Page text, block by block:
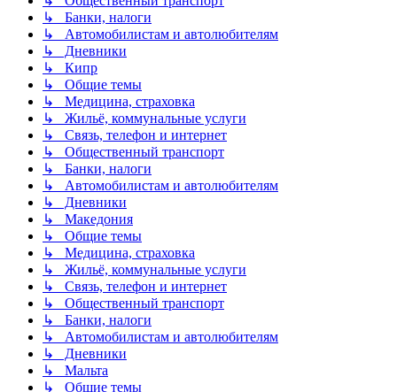
↳ Банки, налоги
↳ Автомобилистам и автолюбителям
↳ Дневники
↳ Кипр
↳ Общие темы
↳ Медицина, страховка
↳ Жильё, коммунальные услуги
↳ Связь, телефон и интернет
↳ Общественный транспорт
↳ Банки, налоги
↳ Автомобилистам и автолюбителям
↳ Дневники
↳ Македония
↳ Общие темы
↳ Медицина, страховка
↳ Жильё, коммунальные услуги
↳ Связь, телефон и интернет
↳ Общественный транспорт
↳ Банки, налоги
↳ Автомобилистам и автолюбителям
↳ Дневники
↳ Мальта
↳ Общие темы